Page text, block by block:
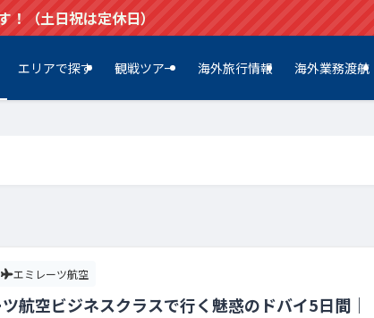
（土日祝は定休日）
エリアで探す 観戦ツアー 海外旅行情報 海外業務渡航
エミレーツ航空
航空ビジネスクラスで行く魅惑のドバイ5日間｜